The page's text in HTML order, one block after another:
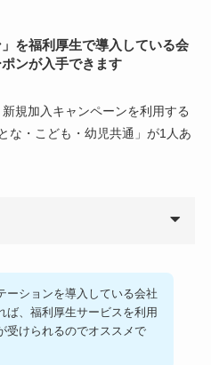
を福利厚生で導入している会
ンが入手できます
新規加入キャンペーンを利用する
な・こども・幼児共通」が1人あ
ーションを導入している会社
ば、福利厚生サービスを利用
受けられるのでオススメで